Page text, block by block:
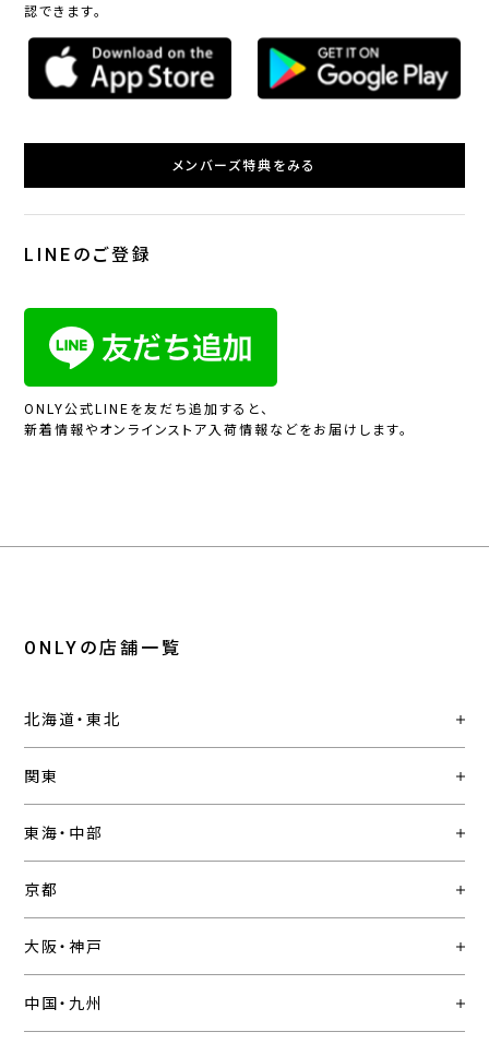
認できます。
メンバーズ特典をみる
LINEのご登録
ONLY公式LINEを友だち追加すると、
新着情報やオンラインストア入荷情報などをお届けします。
ONLYの店舗一覧
北海道・東北
関東
東海・中部
京都
大阪・神戸
中国・九州